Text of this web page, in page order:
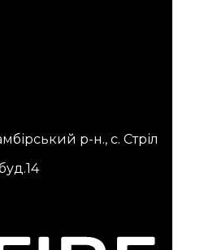
р-н., с. Стріл